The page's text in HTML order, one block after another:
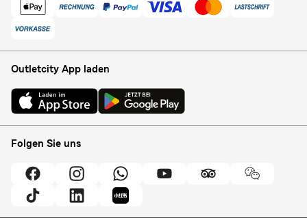
Outletcity App laden
Folgen Sie uns